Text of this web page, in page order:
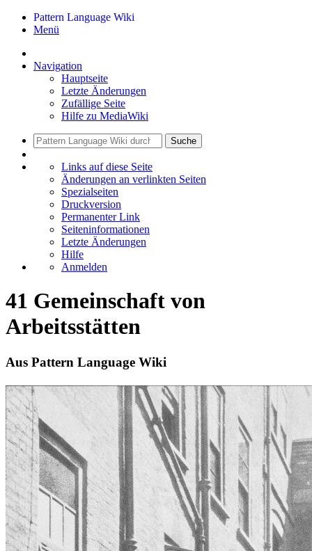
Pattern Language Wiki
Menü
Navigation
Hauptseite
Letzte Änderungen
Zufällige Seite
Hilfe zu MediaWiki
Suche
Links auf diese Seite
Änderungen an verlinkten Seiten
Spezialseiten
Druckversion
Permanenter Link
Seiten­informationen
Letzte Änderungen
Hilfe
Anmelden
41 Gemeinschaft von
Arbeitsstätten
Aus Pattern Language Wiki